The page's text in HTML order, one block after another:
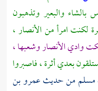
والبعير وتذهبون
لكنت امرأ منالأنصار ،
واديالأنصاروشعبها ،
بعدي أثرة ، فاصبروا
مسلممن حديثعمرو بن